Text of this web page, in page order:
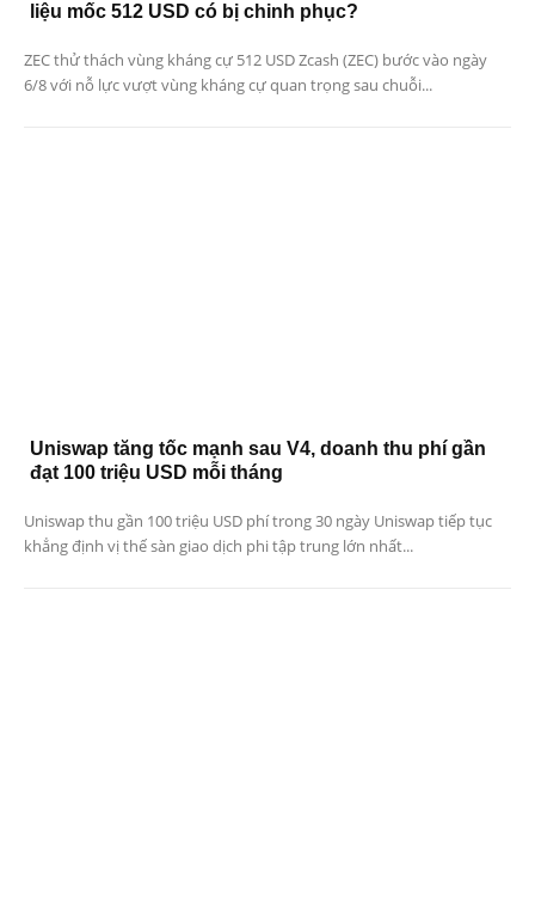
liệu mốc 512 USD có bị chinh phục?
ZEC thử thách vùng kháng cự 512 USD Zcash (ZEC) bước vào ngày
6/8 với nỗ lực vượt vùng kháng cự quan trọng sau chuỗi...
Uniswap tăng tốc mạnh sau V4, doanh thu phí gần
đạt 100 triệu USD mỗi tháng
Uniswap thu gần 100 triệu USD phí trong 30 ngày Uniswap tiếp tục
khẳng định vị thế sàn giao dịch phi tập trung lớn nhất...